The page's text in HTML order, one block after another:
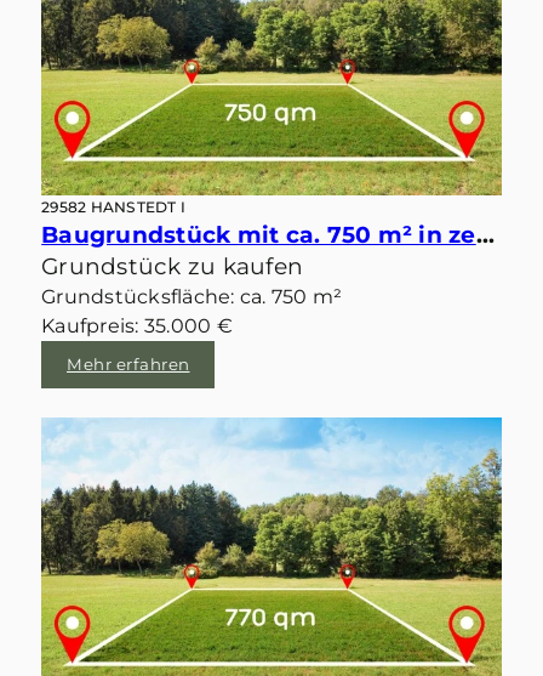
29582 HANSTEDT I
Baugrundstück mit ca. 750 m² in zentraler idyllischer Lage von Velgen
Grundstück zu kaufen
Grundstücksfläche: ca. 750 m²
Kaufpreis: 35.000 €
Mehr erfahren